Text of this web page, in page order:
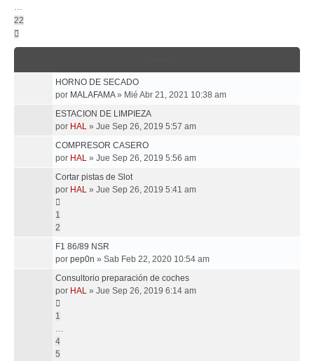
…
22
HORNO DE SECADO
por MALAFAMA» Mié Abr 21, 2021 10:38 am
ESTACION DE LIMPIEZA
por HAL » Jue Sep 26, 2019 5:57 am
COMPRESOR CASERO
por HAL » Jue Sep 26, 2019 5:56 am
Cortar pistas de Slot
por HAL » Jue Sep 26, 2019 5:41 am
1
2
F1 86/89 NSR
por pep0n » Sab Feb 22, 2020 10:54 am
Consultorio preparación de coches
por HAL » Jue Sep 26, 2019 6:14 am
1
…
4
5